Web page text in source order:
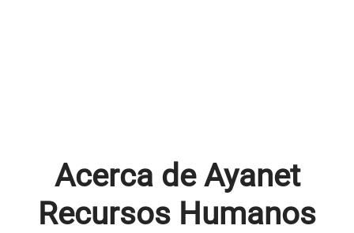
Acerca de Ayanet
Recursos Humanos